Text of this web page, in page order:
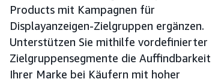
Products mit Kampagnen für
Displayanzeigen-Zielgruppen ergänzen.
Unterstützen Sie mithilfe vordefinierter
Zielgruppensegmente die Auffindbarkeit
Ihrer Marke bei Käufern mit hoher